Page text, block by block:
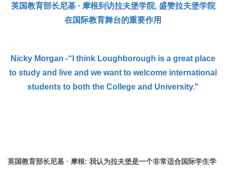
英国教育部长尼基 · 摩根到访拉夫堡学院, 盛赞拉夫堡学院
在国际教育舞台的重要作用
Nicky Morgan -“I think Loughborough is a great place
to study and live and we want to welcome international
students to both the College and University."
英国教育部长尼基 · 摩根: 我认为拉夫堡是一个非常适合国际学生学